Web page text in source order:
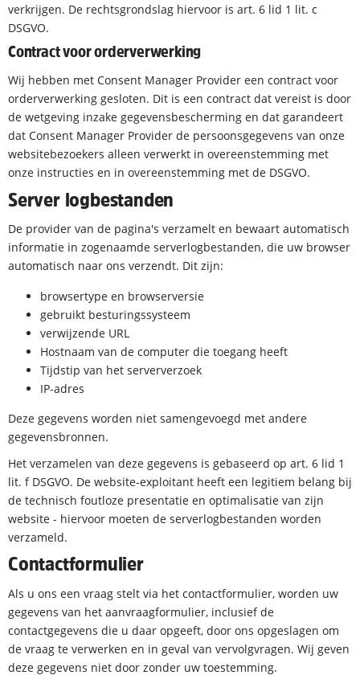
verkrijgen. De rechtsgrondslag hiervoor is art. 6 lid 1 lit. c
DSGVO.
Contract voor orderverwerking
Wij hebben met Consent Manager Provider een contract voor
orderverwerking gesloten. Dit is een contract dat vereist is door
de wetgeving inzake gegevensbescherming en dat garandeert
dat Consent Manager Provider de persoonsgegevens van onze
websitebezoekers alleen verwerkt in overeenstemming met
onze instructies en in overeenstemming met de DSGVO.
Server logbestanden
De provider van de pagina's verzamelt en bewaart automatisch
informatie in zogenaamde serverlogbestanden, die uw browser
automatisch naar ons verzendt. Dit zijn:
browsertype en browserversie
gebruikt besturingssysteem
verwijzende URL
Hostnaam van de computer die toegang heeft
Tijdstip van het serververzoek
IP-adres
Deze gegevens worden niet samengevoegd met andere
gegevensbronnen.
Het verzamelen van deze gegevens is gebaseerd op art. 6 lid 1
lit. f DSGVO. De website-exploitant heeft een legitiem belang bij
de technisch foutloze presentatie en optimalisatie van zijn
website - hiervoor moeten de serverlogbestanden worden
verzameld.
Contactformulier
Als u ons een vraag stelt via het contactformulier, worden uw
gegevens van het aanvraagformulier, inclusief de
contactgegevens die u daar opgeeft, door ons opgeslagen om
de vraag te verwerken en in geval van vervolgvragen. Wij geven
deze gegevens niet door zonder uw toestemming.